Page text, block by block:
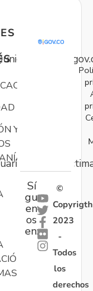
Y
Sí
gu
en
os
en:
©
Copyrigth
2023
-
Todos
los
derechos